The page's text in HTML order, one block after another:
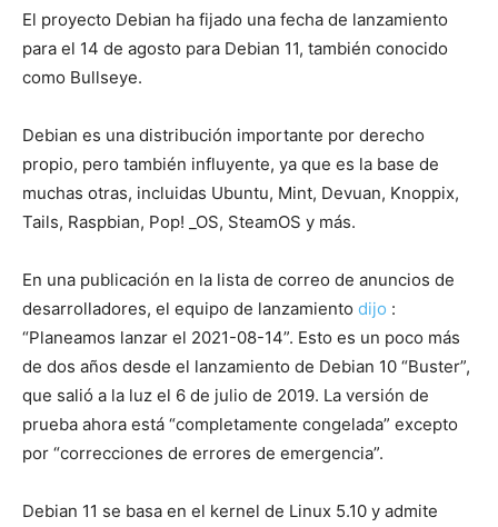
El proyecto Debian ha fijado una fecha de lanzamiento
para el 14 de agosto para Debian 11, también conocido
como Bullseye.
Debian es una distribución importante por derecho
propio, pero también influyente, ya que es la base de
muchas otras, incluidas Ubuntu, Mint, Devuan, Knoppix,
Tails, Raspbian, Pop! _OS, SteamOS y más.
En una publicación en la lista de correo de anuncios de
desarrolladores, el equipo de lanzamiento dijo :
“Planeamos lanzar el 2021-08-14”. Esto es un poco más
de dos años desde el lanzamiento de Debian 10 “Buster”,
que salió a la luz el 6 de julio de 2019. La versión de
prueba ahora está “completamente congelada” excepto
por “correcciones de errores de emergencia”.
Debian 11 se basa en el kernel de Linux 5.10 y admite